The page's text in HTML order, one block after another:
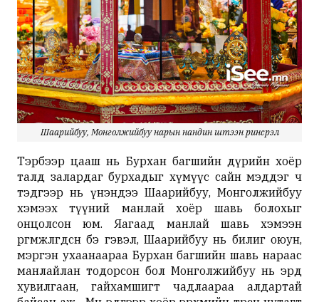
Шаарийбуу, Монголжийбуу нарын нандин шүтээн ринсрэл
Тэрбээр цааш нь Бурхан багшийн дүрийн хоёр
талд залардаг бурхадыг хүмүүс сайн мэддэг ч
тэдгээр нь үнэндээ Шаарийбуу, Монголжийбуу
хэмээх түүний манлай хоёр шавь болохыг
онцолсон юм. Яагаад манлай шавь хэмээн
өргөмжлөгдсөн бэ гэвэл, Шаарийбуу нь билиг оюун,
мэргэн ухаанаараа Бурхан багшийн шавь нараас
манлайлан тодорсон бол Монголжийбуу нь эрд
хувилгаан, гайхамшигт чадлаараа алдартай